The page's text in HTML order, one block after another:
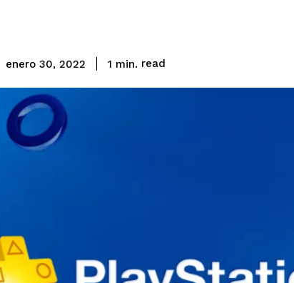
enero 30, 2022 1 min. read